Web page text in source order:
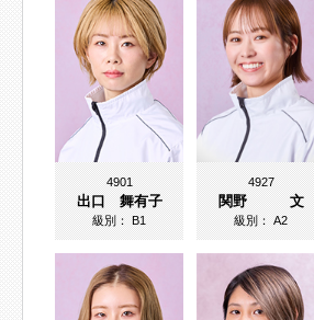
4901
出口 舞有子
級別：B1
4927
関野 文
級別：A2